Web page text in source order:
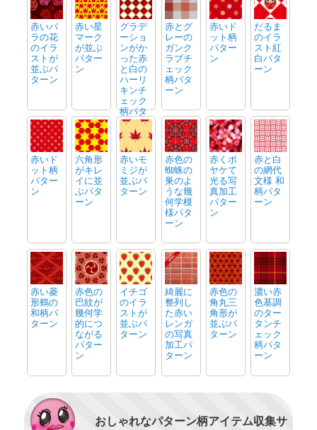
赤いバ
ラの花
のイラ
ストが
並ぶパ
ターン
赤い星
マーク
が並ぶ
パター
ン
グラデ
ーショ
ンがか
った赤
と白の
ハーリ
キンチ
ェック
柄パタ
ーン
赤とグ
レーの
ガンク
ラブチ
ェック
柄パタ
ーン
赤いド
ット柄
パター
ン
だるま
のイラ
スト紅
白パタ
ーン
赤いド
ット柄
パター
ン
六角形
がキレ
イに並
ぶパタ
ーン
赤いモ
ミジが
並ぶパ
ターン
赤色の
蜘蛛の
巣のよ
うな幾
何学模
様パタ
ーン
赤くボ
ヤケて
光る写
真加工
パター
ン
赤と白
の網代
文様 和
柄パタ
ーン
赤い菱
形鶴の
和柄パ
ターン
赤色の
巴紋が
幾何学
的につ
ながる
パター
ン
イチゴ
のイラ
ストが
並ぶパ
ターン
綺麗に
整列し
た赤い
レンガ
の写真
加工パ
ターン
赤色の
角丸三
角形が
並ぶパ
ターン
濃い赤
色基調
のター
タンチ
ェック
柄パタ
ーン
おしゃれなパターン柄アイテム収集サ